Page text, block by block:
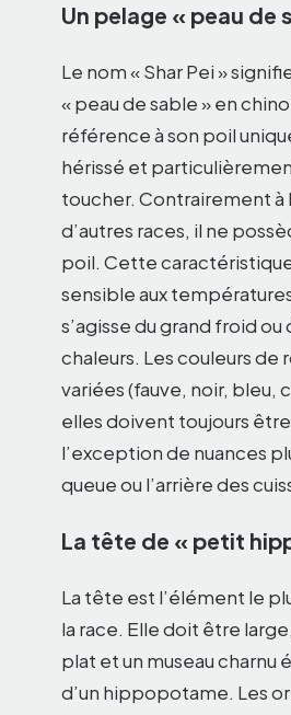
Un pelage « peau de
Le nom « Shar Pei »
« peau de sable » en
référence à son poil
hérissé et
toucher. Contrairement à
d’autres races, il ne
poil. Cette
sensible aux
s’agisse du grand froid
chaleurs. Les couleurs de
variées (fauve, noir, bleu,
elles doivent toujours être
l’exception de nuances
queue ou l’arrière des
La tête de « petit
La tête est l’élément le
la race. Elle doit être
plat et un museau charnu
d’un hippopotame. Les